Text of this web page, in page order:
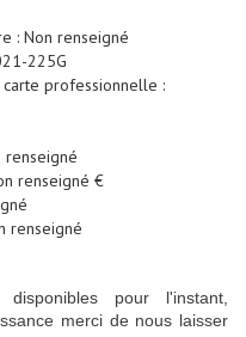
: Non renseigné
225G
professionnelle :
renseigné
renseigné €
renseigné
pour l'instant,
merci de nous laisser